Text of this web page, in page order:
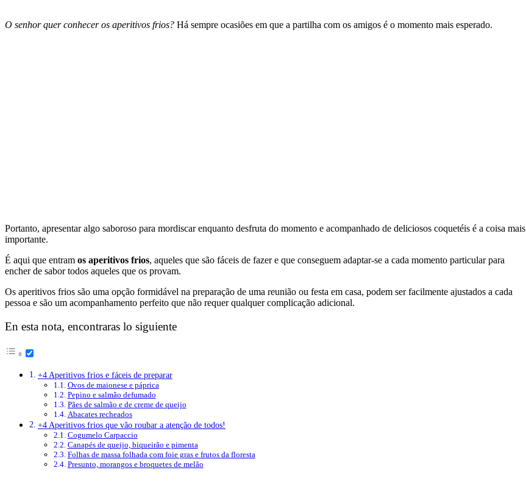
O senhor quer conhecer os aperitivos frios? Há sempre ocasiões em que a partilha com os amigos é o momento mais esperado.
Portanto, apresentar algo saboroso para mordiscar enquanto desfruta do momento e acompanhado de deliciosos coquetéis é a coisa mais
importante.
É aqui que entram os aperitivos frios, aqueles que são fáceis de fazer e que conseguem adaptar-se a cada momento particular para
encher de sabor todos aqueles que os provam.
Os aperitivos frios são uma opção formidável na preparação de uma reunião ou festa em casa, podem ser facilmente ajustados a cada
pessoa e são um acompanhamento perfeito que não requer qualquer complicação adicional.
En esta nota, encontraras lo siguiente
+4 Aperitivos frios e fáceis de preparar
Ovos de maionese e páprica
Pepino e salmão defumado
Pães de salmão e de creme de queijo
Abacates recheados
+4 Aperitivos frios que vão roubar a atenção de todos!
Cogumelo Carpaccio
Canapés de queijo, biqueirão e pimenta
Folhas de massa folhada com foie gras e frutos da floresta
Presunto, morangos e broquetes de melão